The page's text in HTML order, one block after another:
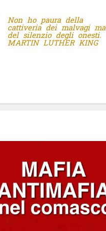
Non ho paura della
cattiveria dei malvagi ma
del silenzio degli onesti.
MARTIN LUTHER KING